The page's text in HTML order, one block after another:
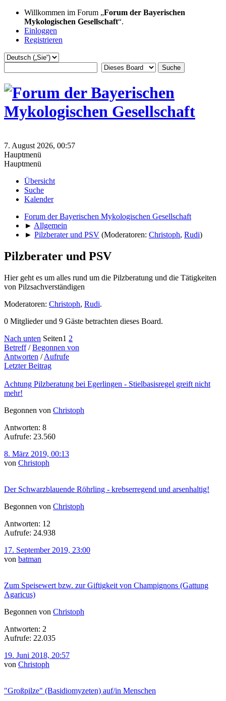
Willkommen im Forum „Forum der Bayerischen
Mykologischen Gesellschaft“.
Einloggen
Registrieren
7. August 2026, 00:57
Hauptmenü
Hauptmenü
Übersicht
Suche
Kalender
Forum der Bayerischen Mykologischen Gesellschaft
► Allgemein
► Pilzberater und PSV (Moderatoren: Christoph, Rudi)
Pilzberater und PSV
Hier geht es um alles rund um die Pilzberatung und die Tätigkeiten
von Pilzsachverständigen
Moderatoren: Christoph, Rudi.
0 Mitglieder und 9 Gäste betrachten dieses Board.
Nach unten Seiten1 2
Betreff/Begonnen von
Antworten /Aufrufe
Letzter Beitrag
Achtung Pilzberatung bei Egerlingen - Stielbasisregel greift nicht
mehr!
Begonnen von Christoph
Antworten: 8
Aufrufe: 23.560
8. März 2019, 00:13
von Christoph
Der Schwarzblauende Röhrling - krebserregend und arsenhaltig!
Begonnen von Christoph
Antworten: 12
Aufrufe: 24.938
17. September 2019, 23:00
von batman
Zum Speisewert bzw. zur Giftigkeit von Champignons (Gattung
Agaricus)
Begonnen von Christoph
Antworten: 2
Aufrufe: 22.035
19. Juni 2018, 20:57
von Christoph
"Großpilze" (Basidiomyzeten) auf/in Menschen